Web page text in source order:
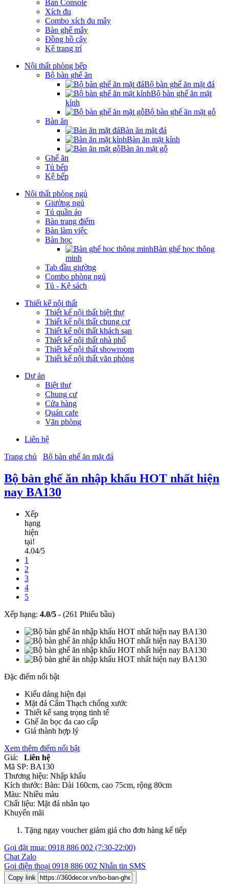
Bàn Console
Xích đu
Combo xích đu mây
Bàn ghế mây
Đồng hồ cây
Kệ trang trí
Nội thất phòng bếp
Bộ bàn ghế ăn
Bộ bàn ghế ăn mặt đá
Bộ bàn ghế ăn mặt
kính
Bộ bàn ghế ăn mặt gỗ
Bàn ăn
Bàn ăn mặt đá
Bàn ăn mặt kính
Bàn ăn mặt gỗ
Ghế ăn
Tủ bếp
Kệ bếp
Nội thất phòng ngủ
Giường ngủ
Tủ quần áo
Bàn trang điểm
Bàn làm việc
Bàn học
Bàn ghế học thông
minh
Tab đầu giường
Combo phòng ngủ
Tủ - Kệ sách
Thiết kế nội thất
Thiết kế nội thất biệt thự
Thiết kế nội thất chung cư
Thiết kế nội thất khách sạn
Thiết kế nội thất nhà phố
Thiết kế nội thất showroom
Thiết kế nội thất văn phòng
Dự án
Biệt thự
Chung cư
Cửa hàng
Quán cafe
Văn phòng
Liên hệ
Trang chủ
Bộ bàn ghế ăn mặt đá
Bộ bàn ghế ăn nhập khẩu HOT nhất hiện
nay BA130
Xếp
hạng
hiện
tại!
4.04/5
1
2
3
4
5
Xếp hạng: 4.0/5 - (261 Phiếu bầu)
Đặc điểm nổi bật
Kiểu dáng hiện đại
Mặt đá Cẩm Thạch chống xước
Thiết kế sang trọng tinh tế
Ghế ăn bọc da cao cấp
Giá thành hợp lý
Xem thêm điểm nổi bật
Giá:
Liên hệ
Mã SP: BA130
Thương hiệu: Nhập khẩu
Kích thước: Bàn: Dài 160cm, cao 75cm, rộng 80cm
Màu: Nhiều màu
Chất liệu: Mặt đá nhân tạo
Khuyến mãi
Tặng ngay voucher giảm giá cho đơn hàng kế tiếp
Gọi đặt mua: 0918 886 002 (7:30-22:00)
Chat Zalo
Gọi điện thoại 0918 886 002 Nhắn tin SMS
Copy link